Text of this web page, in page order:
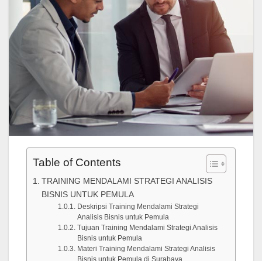
Table of Contents
TRAINING MENDALAMI STRATEGI ANALISIS
BISNIS UNTUK PEMULA
Deskripsi Training Mendalami Strategi
Analisis Bisnis untuk Pemula
Tujuan Training Mendalami Strategi Analisis
Bisnis untuk Pemula
Materi Training Mendalami Strategi Analisis
Bisnis untuk Pemula di Surabaya